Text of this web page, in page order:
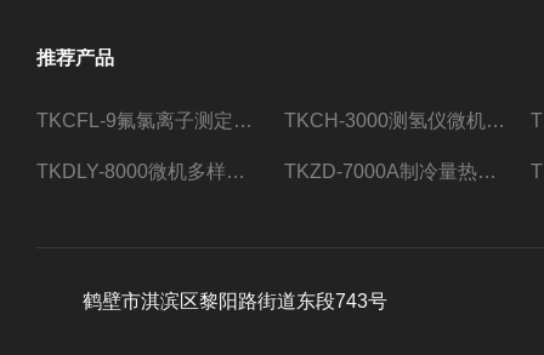
推荐产品
TKCFL-9氟氯离子测定仪自动煤质检测 TKCH-3000测氢仪微机氢元素测定煤质检测
TKDLY-8000微机多样测硫仪自动定硫仪化验室硫含量测定 TKZD-7000A制冷量热仪自动升降热值仪煤质检测
鹤壁市淇滨区黎阳路街道东段743号